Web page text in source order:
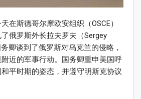
在斯德哥尔摩欧安组织（OSCE）
俄罗斯外长拉夫罗夫（Sergey
卿谈到了俄罗斯对乌克兰的侵略，
近的军事行动。国务卿重申美国呼
平时期的姿态，并遵守明斯克协议